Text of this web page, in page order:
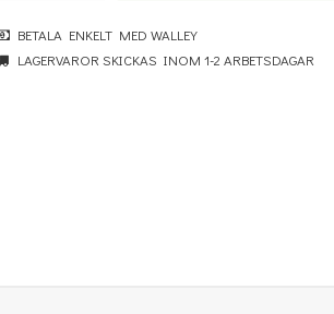
2 : Stämma 2 i Bb, Klarinett/Trumpet
BETALA ENKELT MED WALLEY
LAGERVAROR SKICKAS INOM 1-2 ARBETSDAGAR